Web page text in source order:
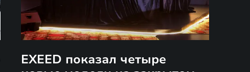
EXEED показал четыре